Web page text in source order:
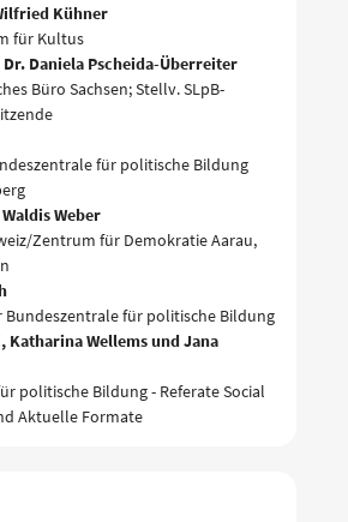
Kühner
für Kultus
Daniela Pscheida-Überreiter
Büro Sachsen; Stellv. SLpB-
für politische Bildung
Weber
Zentrum für Demokratie Aarau,
Bundeszentrale für politische Bildung
Katharina Wellems und Jana
politische Bildung - Referate Social
Aktuelle Formate